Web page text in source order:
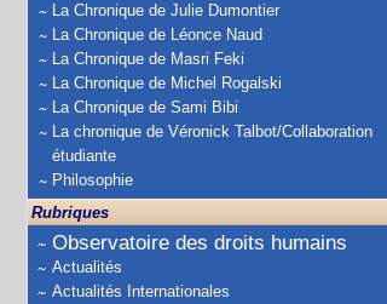
La Chronique de Julie Dumontier
La Chronique de Léonce Naud
La Chronique de Masri Feki
La Chronique de Michel Rogalski
La Chronique de Sami Bibi
La chronique de Véronick Talbot/Collaboration
étudiante
Philosophie
Rubriques
Observatoire des droits humains
Actualités
Actualités Internationales